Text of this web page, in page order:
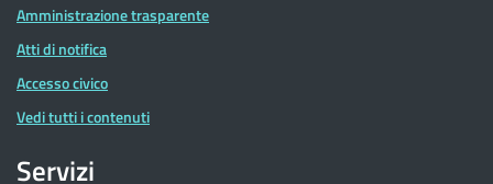
Amministrazione trasparente
Atti di notifica
Accesso civico
Vedi tutti i contenuti
Servizi